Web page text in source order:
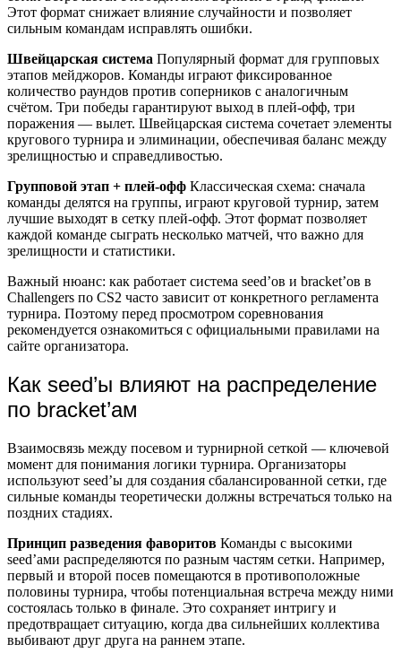
Этот формат снижает влияние случайности и позволяет
сильным командам исправлять ошибки.
Швейцарская система Популярный формат для групповых
этапов мейджоров. Команды играют фиксированное
количество раундов против соперников с аналогичным
счётом. Три победы гарантируют выход в плей-офф, три
поражения — вылет. Швейцарская система сочетает элементы
кругового турнира и элиминации, обеспечивая баланс между
зрелищностью и справедливостью.
Групповой этап + плей-офф Классическая схема: сначала
команды делятся на группы, играют круговой турнир, затем
лучшие выходят в сетку плей-офф. Этот формат позволяет
каждой команде сыграть несколько матчей, что важно для
зрелищности и статистики.
Важный нюанс: как работает система seed’ов и bracket’ов в
Challengers по CS2 часто зависит от конкретного регламента
турнира. Поэтому перед просмотром соревнования
рекомендуется ознакомиться с официальными правилами на
сайте организатора.
Как seed’ы влияют на распределение
по bracket’ам
Взаимосвязь между посевом и турнирной сеткой — ключевой
момент для понимания логики турнира. Организаторы
используют seed’ы для создания сбалансированной сетки, где
сильные команды теоретически должны встречаться только на
поздних стадиях.
Принцип разведения фаворитов Команды с высокими
seed’ами распределяются по разным частям сетки. Например,
первый и второй посев помещаются в противоположные
половины турнира, чтобы потенциальная встреча между ними
состоялась только в финале. Это сохраняет интригу и
предотвращает ситуацию, когда два сильнейших коллектива
выбивают друг друга на раннем этапе.